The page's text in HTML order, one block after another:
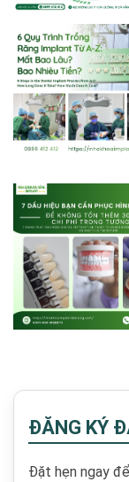
ĐĂNG KÝ
Đặt hẹn ngay